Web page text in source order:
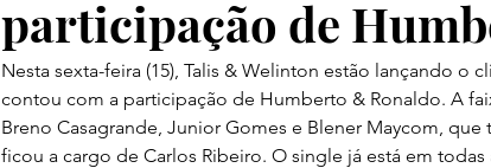
participação de
Nesta sexta-feira (15), Talis & Welinton estão lançando o
contou com a participação de Humberto & Ronaldo. A
Breno Casagrande, Junior Gomes e Blener Maycom,
ficou a cargo de Carlos Ribeiro. O single já está em